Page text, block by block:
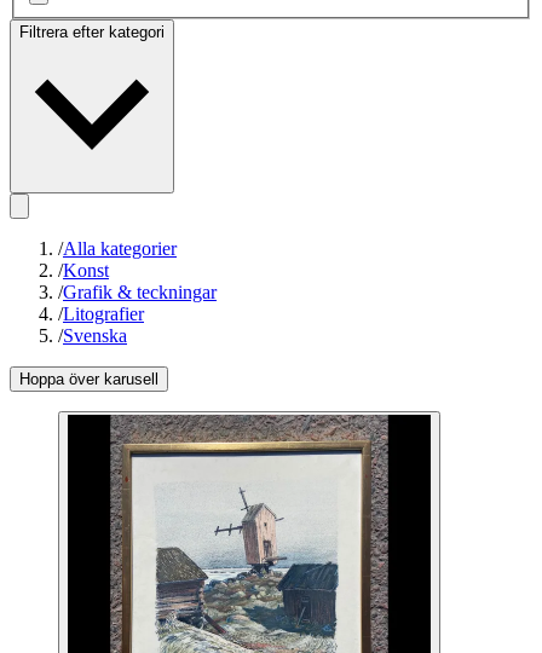
Filtrera efter kategori
/Alla kategorier
/Konst
/Grafik & teckningar
/Litografier
/Svenska
Hoppa över karusell